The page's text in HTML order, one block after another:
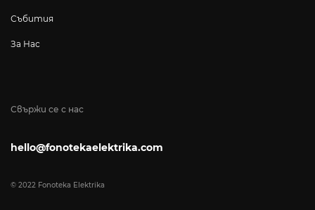
Свържи се с нас
hello@fonotekaelektrika.com
© 2022 Fonoteka Elektrika
Събития
За Нас